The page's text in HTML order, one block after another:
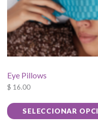
Eye Pillows
$ 16.00
SELECCIONAR